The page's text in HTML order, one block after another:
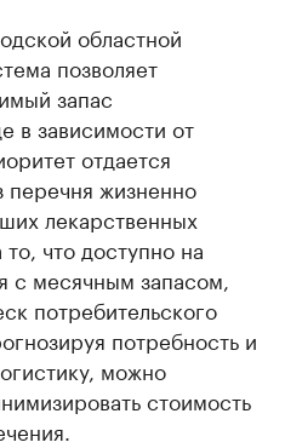
областной
позволяет
запас
в зависимости от
отдается
перечня жизненно
лекарственных
что доступно на
с месячным запасом,
потребительского
потребность и
можно
стоимость